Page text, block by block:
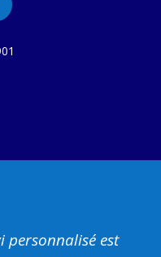
personnalisé est